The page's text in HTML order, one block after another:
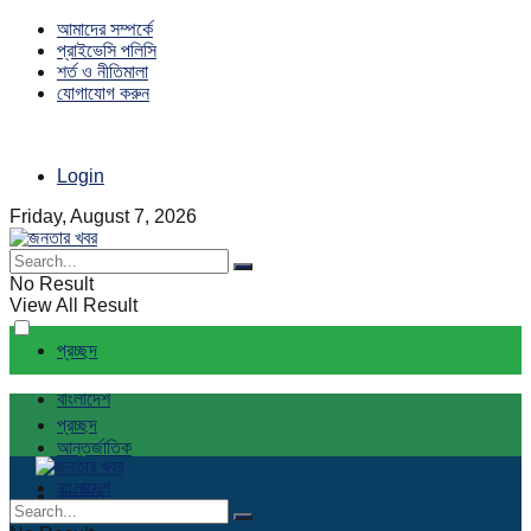
আমাদের সম্পর্কে
প্রাইভেসি পলিসি
শর্ত ও নীতিমালা
যোগাযোগ করুন
Login
Friday, August 7, 2026
No Result
View All Result
প্রচ্ছদ
বাংলাদেশ
আন্তর্জাতিক
রাজনীতি
প্রচ্ছদ
বাংলাদেশ